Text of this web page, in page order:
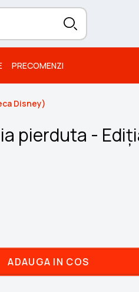
PRECOMENZI
Disney)
pierduta -
ADAUGA IN COS